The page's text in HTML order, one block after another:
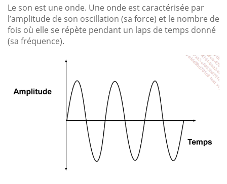
Le son est une onde. Une onde est caractérisée par
l’amplitude de son oscillation (sa force) et le nombre de
fois où elle se répète pendant un laps de temps donné
(sa fréquence).